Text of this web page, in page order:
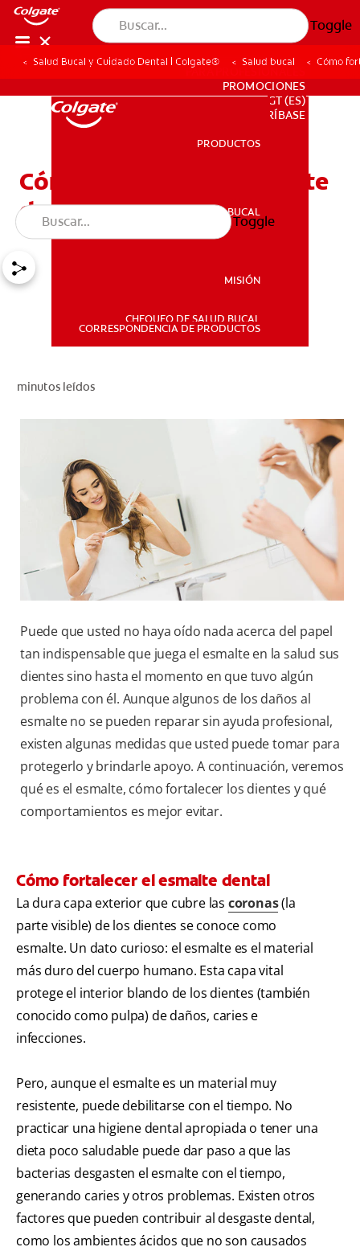
Toggle
SALUD BUCAL
PARA PROFESIONALES
PROMOCIONES
GT (ES)
SUSCRÍBASE
PARA PROFESIONALES
PROMOCIONES
GT (ES)
SUSCRÍBASE
PRODUCTOS
SALUD BUCAL
MISIÓN
CHEQUEO DE SALUD BUCAL
CORRESPONDENCIA DE PRODUCTOS
Toggle
Salud Bucal y Cuidado Dental | Colgate® Salud bucal Cómo
Cómo fortalecer el esmalte
dental
minutos leídos
Puede que usted no haya oído nada acerca del papel
tan indispensable que juega el esmalte en la salud sus
dientes sino hasta el momento en que tuvo algún
problema con él. Aunque algunos de los daños al
esmalte no se pueden reparar sin ayuda profesional,
existen algunas medidas que usted puede tomar para
protegerlo y brindarle apoyo. A continuación, veremos
qué es el esmalte, cómo fortalecer los dientes y qué
comportamientos es mejor evitar.
Cómo fortalecer el esmalte dental
La dura capa exterior que cubre las coronas(la
parte visible) de los dientes se conoce como
esmalte. Un dato curioso: el esmalte es el material
más duro del cuerpo humano. Esta capa vital
protege el interior blando de los dientes (también
conocido como pulpa) de daños, caries e
infecciones.
Pero, aunque el esmalte es un material muy
resistente, puede debilitarse con el tiempo. No
practicar una higiene dental apropiada o tener una
dieta poco saludable puede dar paso a que las
bacterias desgasten el esmalte con el tiempo,
generando caries y otros problemas. Existen otros
factores que pueden contribuir al desgaste dental,
como los ambientes ácidos que no son causados